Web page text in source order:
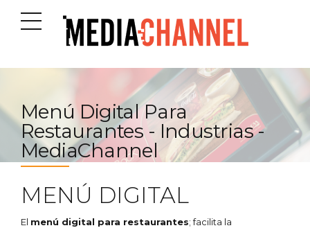
Menú Digital Para
Restaurantes - Industrias -
MediaChannel
MENÚ DIGITAL
El menú digital para restaurantes; facilita la